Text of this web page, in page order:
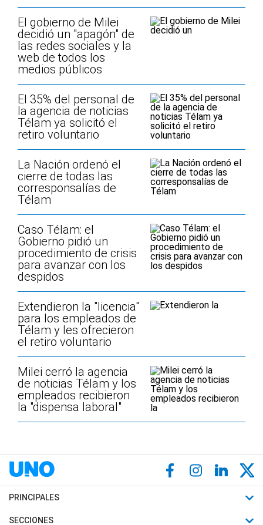
El gobierno de Milei
decidió un "apagón" de
las redes sociales y la
web de todos los
medios públicos
El 35% del personal de
la agencia de noticias
Télam ya solicitó el
retiro voluntario
La Nación ordenó el
cierre de todas las
corresponsalías de
Télam
Caso Télam: el
Gobierno pidió un
procedimiento de crisis
para avanzar con los
despidos
Extendieron la "licencia"
para los empleados de
Télam y les ofrecieron
el retiro voluntario
Milei cerró la agencia
de noticias Télam y los
empleados recibieron
la "dispensa laboral"
PRINCIPALES
Últimas Noticias
SECCIONES